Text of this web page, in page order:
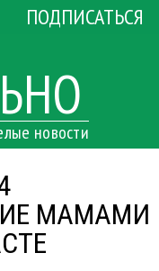
новости
ПОДПИСАТЬСЯ
МАМАМИ